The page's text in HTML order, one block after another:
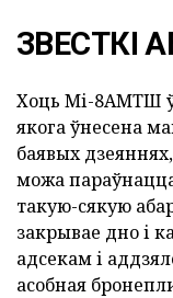
ЗВЕСТКІ
Хоць Мі-8АМТШ ў
якога ўнесена
баявых
можа
такую-сякую
закрывае дно і
адсекам і
асобная